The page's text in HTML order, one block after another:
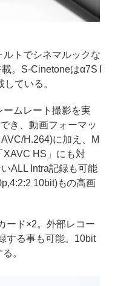
トでシネマルックな
。S-Cinetoneはα7S I
ている。
ムレート撮影を実
き、動画フォーマッ
H.264)に加え、M
XAVC HS」にも対
ALL Intra記録も可能
10bit)もの高画
ード×2。外部レコー
する事も可能。10bit
。